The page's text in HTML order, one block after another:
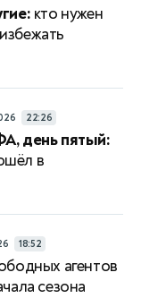
кто нужен
22:26
день пятый:
в
18:52
агентов
сезона